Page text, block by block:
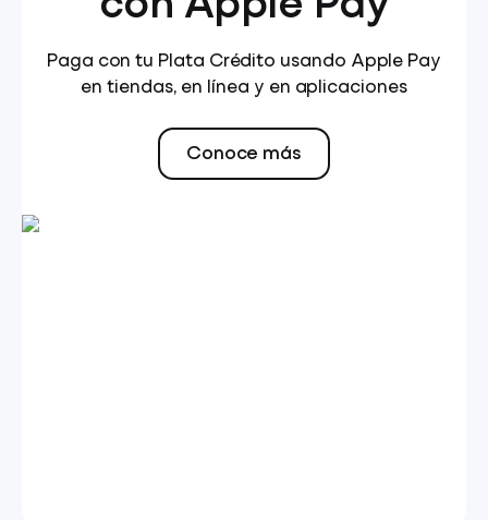
Paga con tu Plata Crédito usando Apple Pay
en tiendas, en línea y en aplicaciones
Conoce más